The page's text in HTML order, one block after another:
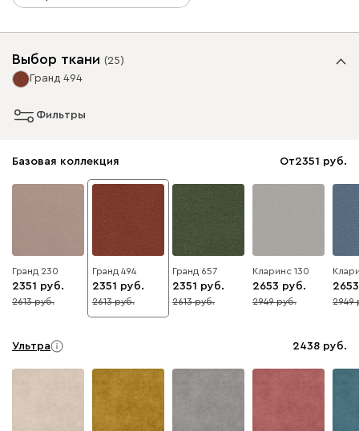
Выбор ткани (25)
Гранд 494
Фильтры
Базовая коллекция От2351
Гранд 230
2351
10
2613
Гранд 494
2351
10
2613
Гранд 657
2351
10
2613
Кларинс 130
2653
10
2949
2653
10
2949
Ультра 2438